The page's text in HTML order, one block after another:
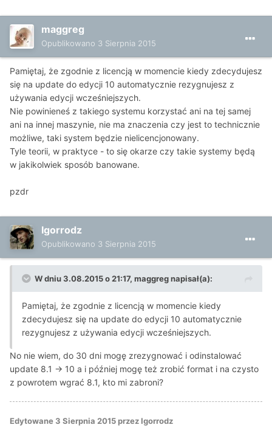
maggreg
Opublikowano 3 Sierpnia 2015
Pamiętaj, że zgodnie z licencją w momencie kiedy zdecydujesz
się na update do edycji 10 automatycznie rezygnujesz z
używania edycji wcześniejszych.
Nie powinieneś z takiego systemu korzystać ani na tej samej
ani na innej maszynie, nie ma znaczenia czy jest to technicznie
możliwe, taki system będzie nielicencjonowany.
Tyle teorii, w praktyce - to się okarze czy takie systemy będą
w jakikolwiek sposób banowane.
pzdr
Igorrodz
Opublikowano 3 Sierpnia 2015
W dniu 3.08.2015 o 21:17, maggreg napisał(a):
Pamiętaj, że zgodnie z licencją w momencie kiedy
zdecydujesz się na update do edycji 10 automatycznie
rezygnujesz z używania edycji wcześniejszych.
No nie wiem, do 30 dni mogę zrezygnować i odinstalować
update 8.1 -> 10 a i później mogę też zrobić format i na czysto
z powrotem wgrać 8.1, kto mi zabroni?
Edytowane 3 Sierpnia 2015przez Igorrodz